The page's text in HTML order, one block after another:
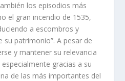
los episodios más
el gran incendio de 1535,
a escombros y
su patrimonio”. A pesar de
y mantener su relevancia
gracias a su
de las más importantes del